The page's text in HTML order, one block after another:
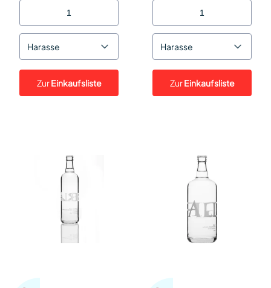
Harasse
ZurEinkaufsliste
Harasse
ZurEinkaufsliste